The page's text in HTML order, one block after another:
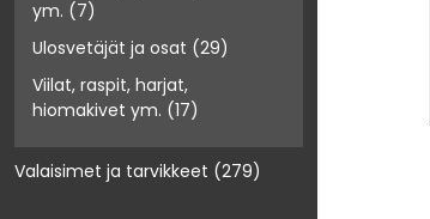
ym. (7)
Ulosvetäjät ja osat (29)
Viilat, raspit, harjat,
hiomakivet ym. (17)
Valaisimet ja tarvikkeet (279)